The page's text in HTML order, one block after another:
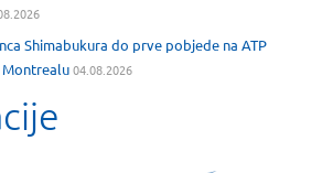
Shimabukura do prve pobjede na ATP
Montrealu04.08.2026